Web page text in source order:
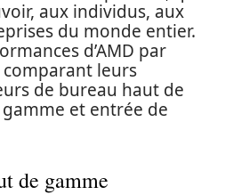
aux individus, aux
du monde entier.
d’AMD par
leurs
de bureau haut de
et entrée de
de gamme